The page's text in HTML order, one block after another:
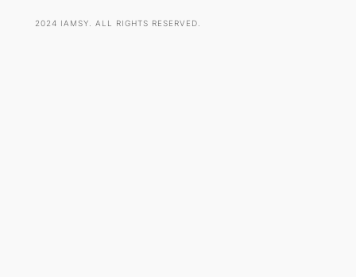
2024 IAMSY. ALL RIGHTS RESERVED.